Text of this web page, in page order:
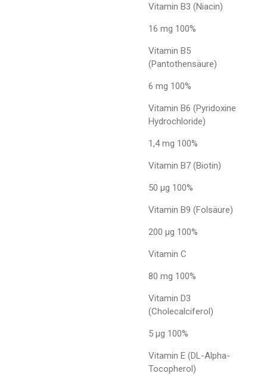
Vitamin B3 (Niacin)
16 mg 100%
Vitamin B5
(Pantothensäure)
6 mg 100%
Vitamin B6 (Pyridoxine
Hydrochloride)
1,4 mg 100%
Vitamin B7 (Biotin)
50 µg 100%
Vitamin B9 (Folsäure)
200 µg 100%
Vitamin C
80 mg 100%
Vitamin D3
(Cholecalciferol)
5 µg 100%
Vitamin E (DL-Alpha-
Tocopherol)